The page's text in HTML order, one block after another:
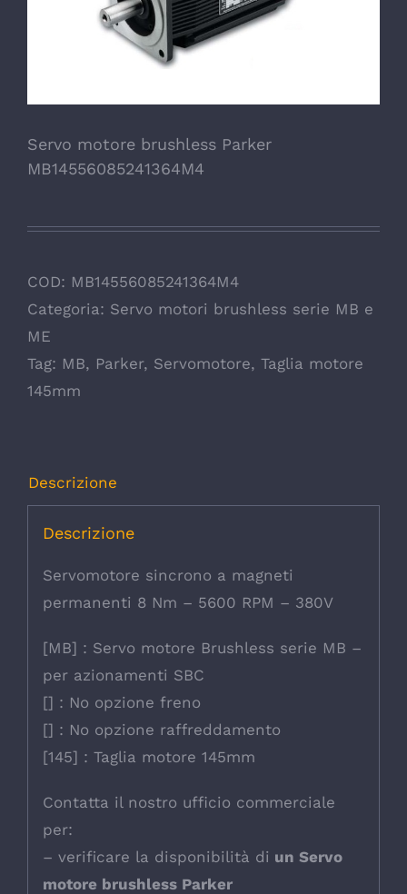
Servo motore brushless Parker
MB14556085241364M4
COD: MB14556085241364M4
Categoria: Servo motori brushless serie MB e
ME
Tag: MB, Parker, Servomotore, Taglia motore
145mm
Descrizione
Descrizione
Servomotore sincrono a magneti
permanenti 8 Nm – 5600 RPM – 380V
[MB] : Servo motore Brushless serie MB –
per azionamenti SBC
[] : No opzione freno
[] : No opzione raffreddamento
[145] : Taglia motore 145mm
Contatta il nostro ufficio commerciale
per:
– verificare la disponibilità di un Servo
motore brushless Parker